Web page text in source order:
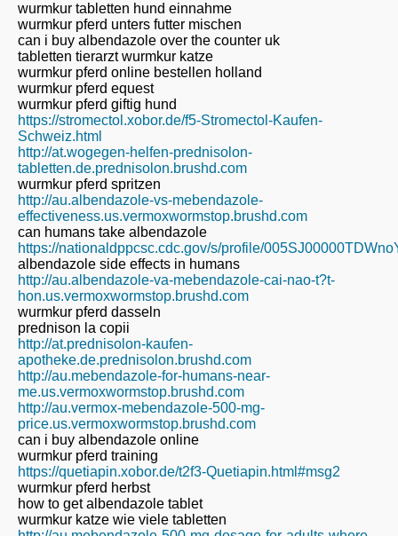
wurmkur tabletten hund einnahme
wurmkur pferd unters futter mischen
can i buy albendazole over the counter uk
tabletten tierarzt wurmkur katze
wurmkur pferd online bestellen holland
wurmkur pferd equest
wurmkur pferd giftig hund
https://stromectol.xobor.de/f5-Stromectol-Kaufen-
Schweiz.html
http://at.wogegen-helfen-prednisolon-
tabletten.de.prednisolon.brushd.com
wurmkur pferd spritzen
http://au.albendazole-vs-mebendazole-
effectiveness.us.vermoxwormstop.brushd.com
can humans take albendazole
https://nationaldppcsc.cdc.gov/s/profile/
albendazole side effects in humans
http://au.albendazole-va-mebendazole-cai-nao-t?t-
hon.us.vermoxwormstop.brushd.com
wurmkur pferd dasseln
prednison la copii
http://at.prednisolon-kaufen-
apotheke.de.prednisolon.brushd.com
http://au.mebendazole-for-humans-near-
me.us.vermoxwormstop.brushd.com
http://au.vermox-mebendazole-500-mg-
price.us.vermoxwormstop.brushd.com
can i buy albendazole online
wurmkur pferd training
https://quetiapin.xobor.de/t2f3-Quetiapin.html#msg2
wurmkur pferd herbst
how to get albendazole tablet
wurmkur katze wie viele tabletten